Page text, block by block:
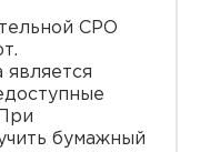
СРО
является
бумажный